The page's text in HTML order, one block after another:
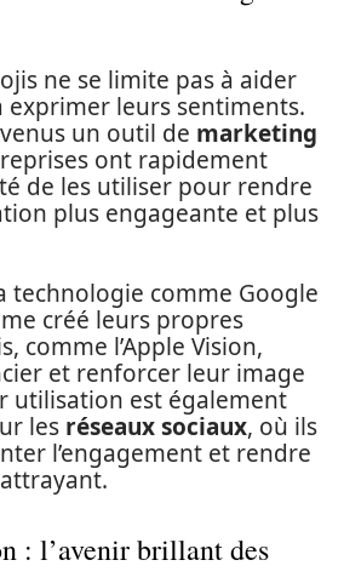
ne se limite pas à aider
exprimer leurs sentiments.
un outil de marketing
ont rapidement
de les utiliser pour rendre
plus engageante et plus
technologie comme Google
créé leurs propres
comme l’Apple Vision,
et renforcer leur image
utilisation est également
les réseaux sociaux, où ils
l’engagement et rendre
: l’avenir brillant des